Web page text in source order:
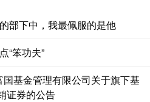
部下中，我最佩服的是他
“笨功夫”
基金管理有限公司关于旗下基
证券的公告